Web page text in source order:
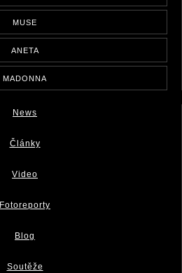
MUSE
ANETA
MADONNA
News
Články
Video
Fotoreporty
Blog
Soutěže